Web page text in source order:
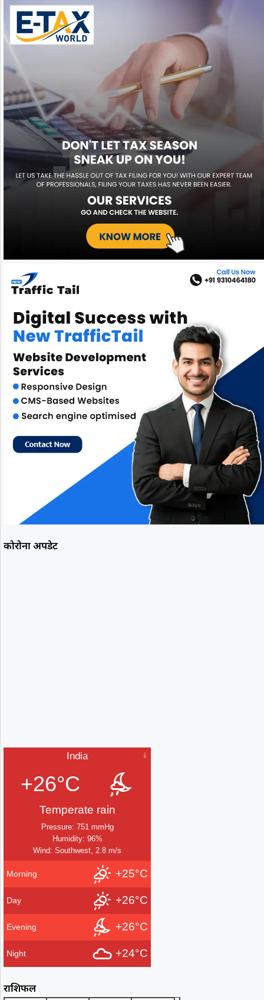
कोरोना अपडेट
India
+26°C
Temperate rain
Pressure: 751 mmHg
Humidity: 96%
Wind: Southwest, 2.8 m/s
Morning +25°C
Day +26°C
Evening +26°C
Night +24°C
राशिफल